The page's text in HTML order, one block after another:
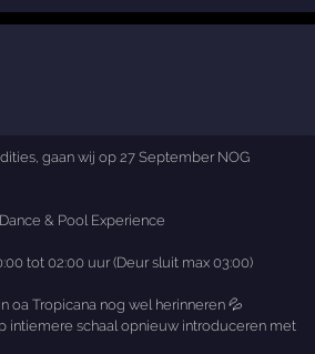
gaan wij op 27 September NOG
& Pool Experience
tot 02:00 uur (Deur sluit max 03:00)
oa Tropicana nog wel herinneren 💦
intiemere schaal opnieuw introduceren met